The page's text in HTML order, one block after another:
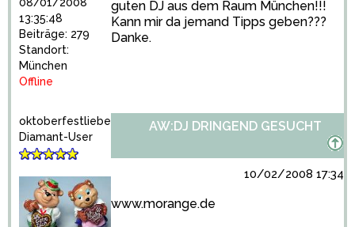
13:35:48
Beiträge: 279
Standort:
München
Offline
guten DJ aus dem Raum München!!!
Kann mir da jemand Tipps geben???
Danke.
oktoberfestliebe
Diamant-User
AW:DJ DRINGEND GESUCHT
10/02/2008
www.morange.de